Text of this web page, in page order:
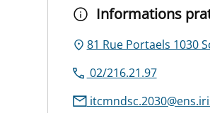
Informations
81 Rue Portaels 1030
02/216.21.97